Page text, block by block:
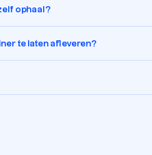
ophaal?
te laten afleveren?